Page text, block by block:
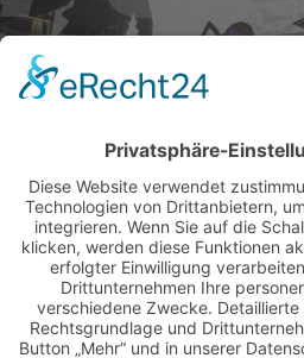
ALLE NEWS